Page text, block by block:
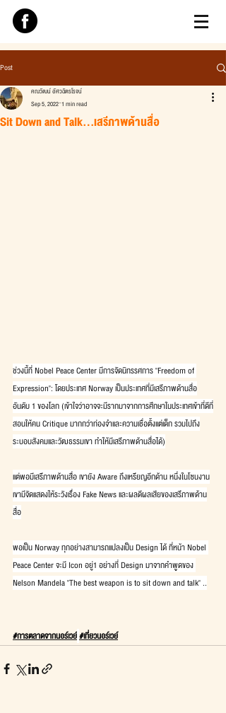
Post
Sit Down and Talk...เสรีภาพด้านสื่อ
คณวัฒน์ อัศวฉัตรโรจน์
Sep 5, 2022 1 min read
ช่วงนี้ที่ Nobel Peace Center มีการจัดนิทรรศการ "Freedom of
Expression": โดยประเทศ Norway เป็นประเทศที่มีเสรีภาพด้านสื่อ
อันดับ 1 ของโลก (เข้าใจว่าอาจจะมีรากมาจากการศึกษาในประเทศเข้าที่ดีที่
สอนให้คน Critique มากกว่าท่องจำและความเชื่อตั้งแต่เด็ก รวมไปถึง
ระบอบสังคมและวัฒธรรมเขา ทำให้มีเสรีภาพด้านสื่อได้)
แต่พอมีเสรีภาพด้านสื่อ เขายัง Aware ถึงเหรียญอีกด้าน หนึ่งในโซนงาน
เขามีจัดแสดงให้ระวังเรื่อง Fake News และผลดีผลเสียของเสรีภาพด้าน
สื่อ
พอเป็น Norway ทุกอย่างสามารถแปลงเป็น Design ได้ ที่หน้า Nobel
Peace Center จะมี Icon อยู่1 อย่างที่ Design มาจากคำพูดของ
Nelson Mandela "The best weapon is to sit down and talk" ..
#การตลาดจากนอร์เวย์#เที่ยวนอร์เวย์